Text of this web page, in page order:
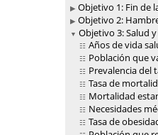
Objetivo 1: Fin de
Objetivo 2:
Objetivo 3: Salud
Años de vida
Población que
Prevalencia del
Tasa de
Mortalidad
Necesidades
Tasa de